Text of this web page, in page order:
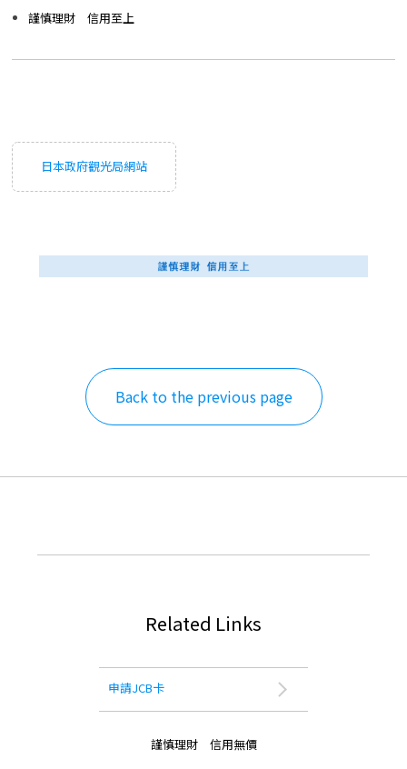
謹慎理財 信用至上
日本政府觀光局網站
Back to the previous page
Related Links
申請JCB卡
謹慎理財 信用無價